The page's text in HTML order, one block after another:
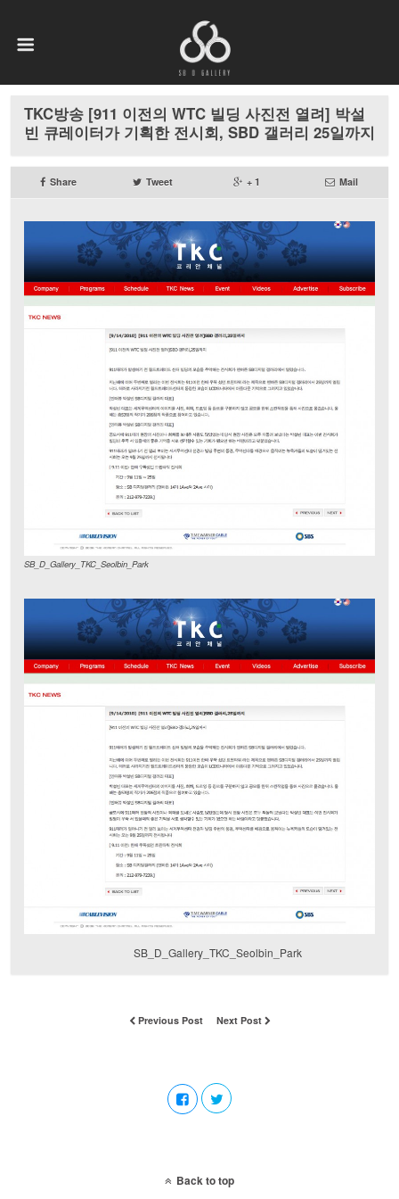
TKC방송 [911 이전의 WTC 빌딩 사진전 열려] 박설
빈 큐레이터가 기획한 전시회, SBD 갤러리 25일까지
Share Tweet + 1 Mail
SB_D_Gallery_TKC_Seolbin_Park
SB_D_Gallery_TKC_Seolbin_Park
Previous Post Next Post
Back to top